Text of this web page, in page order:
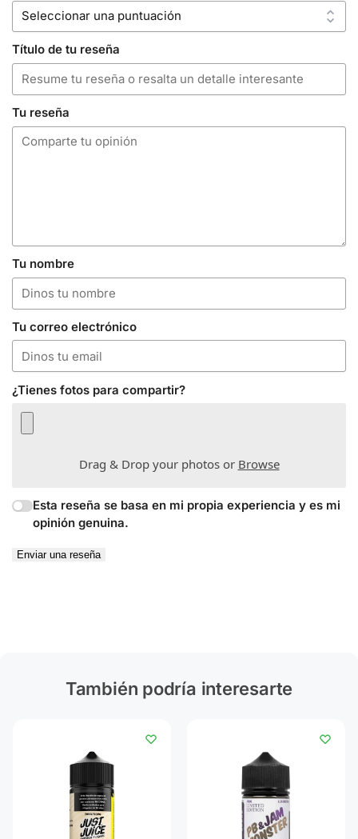
Título de tu reseña
Tu reseña
Tu nombre
Tu correo electrónico
¿Tienes fotos para compartir?
Drag & Drop your photos or Browse
Esta reseña se basa en mi propia experiencia y es mi
opinión genuina.
Enviar una reseña
También podría interesarte